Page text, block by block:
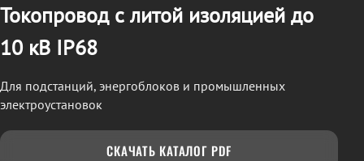
Токопровод с литой изоляцией до
10 кВ IP68
Для подстанций, энергоблоков и промышленных
электроустановок
СКАЧАТЬ КАТАЛОГ PDF